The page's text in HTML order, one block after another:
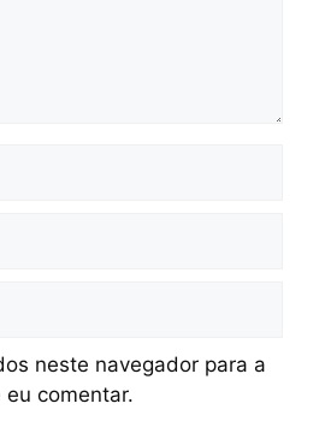
neste navegador para a
eu comentar.